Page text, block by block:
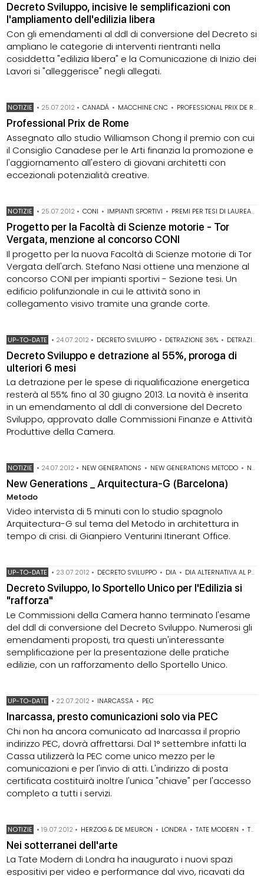
Decreto Sviluppo, incisive le semplificazioni con
l'ampliamento dell'edilizia libera
Con gli emendamenti al ddl di conversione del Decreto si
ampliano le categorie di interventi rientranti nella
cosiddetta "edilizia libera" e la Comunicazione di Inizio dei
Lavori si "alleggerisce" negli allegati.
NOTIZIE • 25.07.2012 • CANADÁ • MACCHINE CNC • PROFESSIONAL PRIX DE ROME
Professional Prix de Rome
Assegnato allo studio Williamson Chong il premio con cui
il Consiglio Canadese per le Arti finanzia la promozione e
l'aggiornamento all'estero di giovani architetti con
eccezionali potenzialità creative.
NOTIZIE • 25.07.2012 • CONI • IMPIANTI SPORTIVI • PREMI PER TESI DI LAUREA•
Progetto per la Facoltà di Scienze motorie - Tor
Vergata, menzione al concorso CONI
Il progetto per la nuova Facoltà di Scienze motorie di Tor
Vergata dell'arch. Stefano Nasi ottiene una menzione al
concorso CONI per impianti sportivi - Sezione tesi. Un
edificio polifunzionale in cui le attività sono in
collegamento visivo tramite una grande corte.
UP-TO-DATE • 24.07.2012 • DECRETO SVILUPPO • DETRAZIONE 36% • DETRAZIONE 50%
Decreto Sviluppo e detrazione al 55%, proroga di
ulteriori 6 mesi
La detrazione per le spese di riqualificazione energetica
resterà al 55% fino al 30 giugno 2013. La novità è inserita
in un emendamento al ddl di conversione del Decreto
Sviluppo, approvato dalle Commissioni Finanze e Attività
Produttive della Camera.
NOTIZIE • 24.07.2012 • NEW GENERATIONS • NEW GENERATIONS METODO • NEW GENERATIONS SPAGNA
New Generations _ Arquitectura-G (Barcelona)
Metodo
Video intervista di 5 minuti con lo studio spagnolo
Arquitectura-G sul tema del Metodo in architettura in
tempo di crisi. di Gianpiero Venturini Itinerant Office.
UP-TO-DATE • 23.07.2012 • DECRETO SVILUPPO • DIA • DIA ALTERNATIVA AL PERMESSO DI COSTRUIRE
Decreto Sviluppo, lo Sportello Unico per l'Edilizia si
"rafforza"
Le Commissioni della Camera hanno terminato l'esame
del ddl di conversione del Decreto Sviluppo. Numerosi gli
emendamenti proposti, tra questi un'interessante
semplificazione per la presentazione delle pratiche
edilizie, con un rafforzamento dello Sportello Unico.
UP-TO-DATE • 22.07.2012 • INARCASSA • PEC
Inarcassa, presto comunicazioni solo via PEC
Chi non ha ancora comunicato ad Inarcassa il proprio
indirizzo PEC, dovrà affrettarsi. Dal 1° settembre infatti la
Cassa utilizzerà la PEC come unico mezzo per le
comunicazioni e per l'invio di atti. L'indirizzo di posta
certificata costituirà inoltre l'unica "chiave" per l'accesso
completo a tutti i servizi.
NOTIZIE •19.07.2012 • HERZOG & DE MEURON • LONDRA • TATE MODERN • TATE TANKS
Nei sotterranei dell'arte
La Tate Modern di Londra ha inaugurato i nuovi spazi
espositivi per video e performance dal vivo, ricavati da